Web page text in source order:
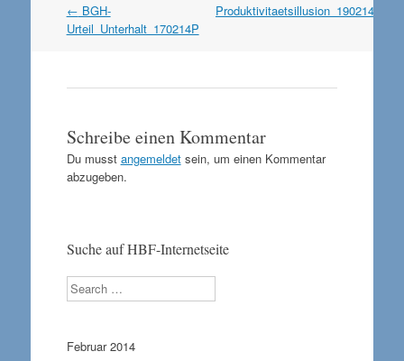
Artikel
Navigation
← BGH-
Urteil_Unterhalt_170214P
Produktivitaetsillusion_190214
Schreibe einen Kommentar
Du musst angemeldetsein, um einen Kommentar
abzugeben.
Suche auf HBF-Internetseite
Search
Februar 2014